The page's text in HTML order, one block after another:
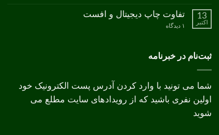
جعبه
13
اکتبر
تفاوت چاپ دیجیتال و افست
۱ دیدگاه
برای
افست
ثبت‌نام در خبرنامه
شما می تونید با وارد کردن آدرس پست الکترونیک خود
اولین نفری باشید که از رویدادهای سایت مطلع می
شوید